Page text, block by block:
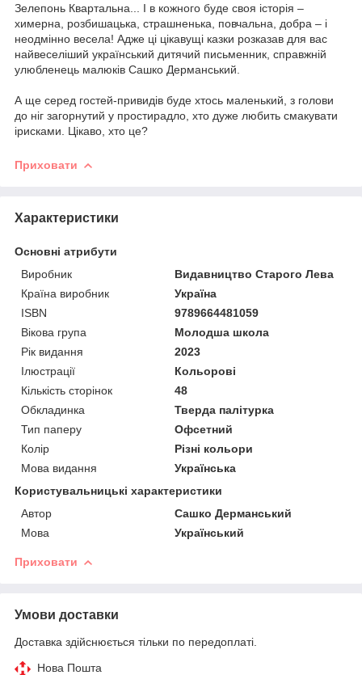
Зелепонь Квартальна... І в кожного буде своя історія –
химерна, розбишацька, страшненька, повчальна, добра – і
неодмінно весела! Адже ці цікавущі казки розказав для вас
найвеселіший український дитячий письменник, справжній
улюбленець малюків Сашко Дерманський.
А ще серед гостей-привидів буде хтось маленький, з голови
до ніг загорнутий у простирадло, хто дуже любить смакувати
ірисками. Цікаво, хто це?
Приховати
Характеристики
Основні атрибути
Виробник
Видавництво Старого Лева
Країна виробник
Україна
ISBN
9789664481059
Вікова група
Молодша школа
Рік видання
2023
Ілюстрації
Кольорові
Кількість сторінок
48
Обкладинка
Тверда палітурка
Тип паперу
Офсетний
Колір
Різні кольори
Мова видання
Українська
Користувальницькі характеристики
Автор
Сашко Дерманський
Мова
Український
Приховати
Умови доставки
Доставка здійснюється тільки по передоплаті.
Нова Пошта